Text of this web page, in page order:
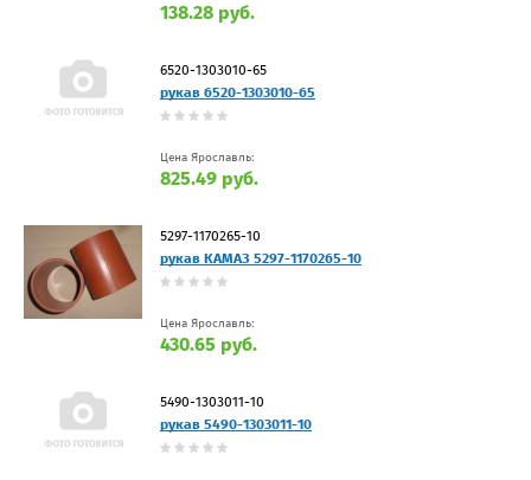
138.28 руб.
6520-1303010-65
рукав 6520-1303010-65
Цена Ярославль:
825.49 руб.
5297-1170265-10
рукав КАМАЗ 5297-1170265-10
Цена Ярославль:
430.65 руб.
5490-1303011-10
рукав 5490-1303011-10